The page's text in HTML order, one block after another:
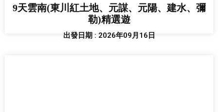
9天雲南(東川紅土地、元謀、元陽、建水、彌
勒)精選遊
出發日期 : 2026年09月16日